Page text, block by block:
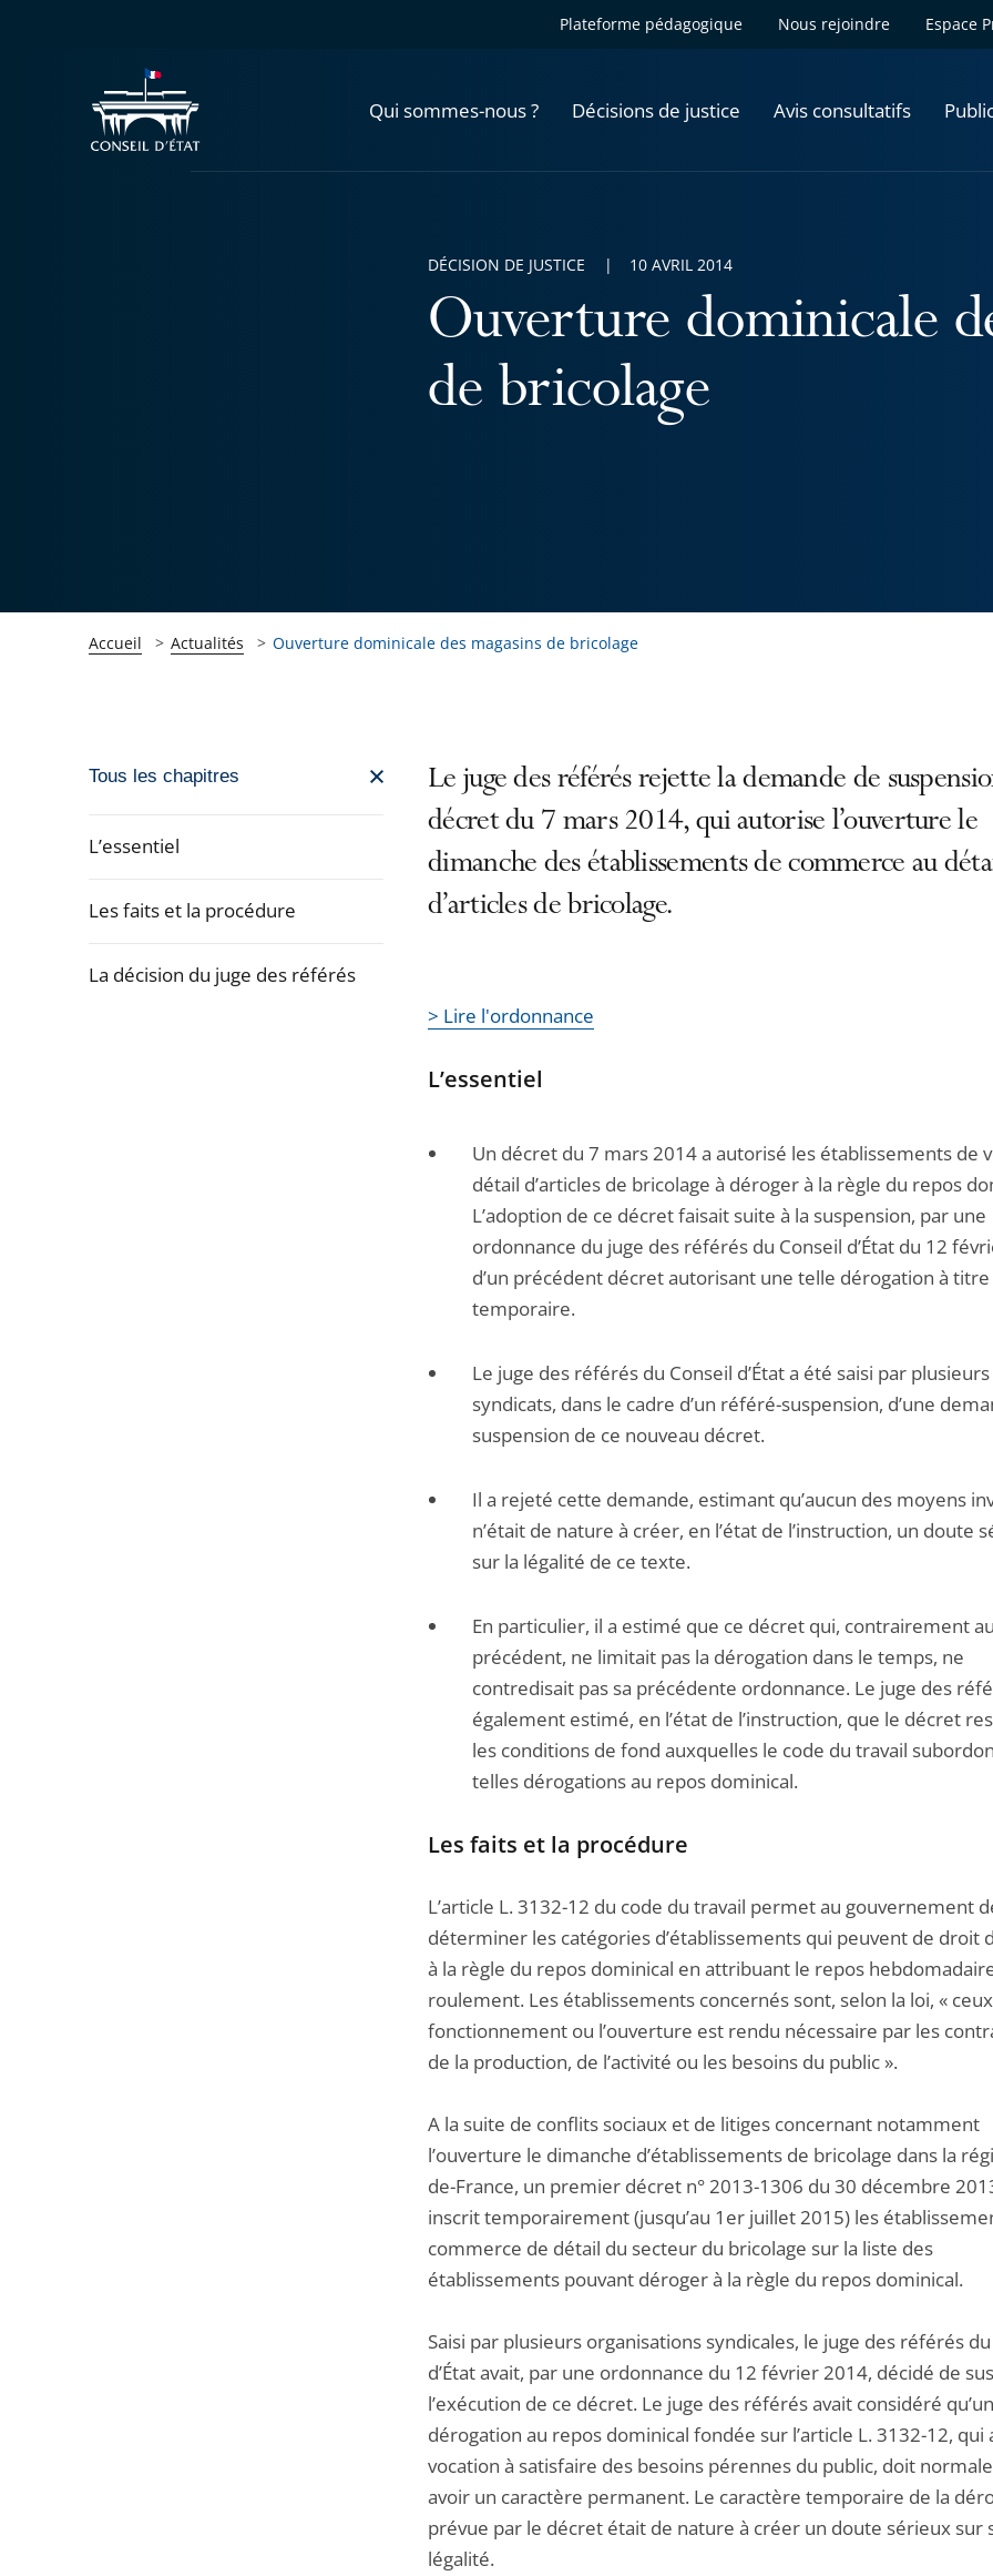
Plateforme pédagogique Nous rejoindre Espace
Qui sommes-nous ? Décisions de justice Avis consultatifs
Ouverture dominicale
de bricolage
DÉCISION DE JUSTICE 10 AVRIL 2014
Accueil Actualités Ouverture dominicale des magasins de bricolage
Passer
navigation
l'article
Tous les chapitres
L’essentiel
Les faits et la procédure
La décision du juge des référés
Le juge des référés rejette la demande de
décret du 7 mars 2014, qui autorise l’ouverture le
dimanche des établissements de commerce au
d’articles de bricolage.
> Lire l'ordonnance
L’essentiel
Un décret du 7 mars 2014 a autorisé les établissements de
détail d’articles de bricolage à déroger à la règle du repos
L’adoption de ce décret faisait suite à la suspension, par une
ordonnance du juge des référés du Conseil d’État du 12
d’un précédent décret autorisant une telle dérogation à titre
temporaire.
Le juge des référés du Conseil d’État a été saisi par plusieurs
syndicats, dans le cadre d’un référé-suspension, d’une
suspension de ce nouveau décret.
Il a rejeté cette demande, estimant qu’aucun des moyens
n’était de nature à créer, en l’état de l’instruction, un doute
sur la légalité de ce texte.
En particulier, il a estimé que ce décret qui, contrairement
précédent, ne limitait pas la dérogation dans le temps, ne
contredisait pas sa précédente ordonnance. Le juge des
également estimé, en l’état de l’instruction, que le décret
les conditions de fond auxquelles le code du travail
telles dérogations au repos dominical.
Les faits et la procédure
L’article L. 3132-12 du code du travail permet au gouvernement
déterminer les catégories d’établissements qui peuvent de droit
à la règle du repos dominical en attribuant le repos
roulement. Les établissements concernés sont, selon la loi, «
fonctionnement ou l’ouverture est rendu nécessaire par les
de la production, de l’activité ou les besoins du public ».
A la suite de conflits sociaux et de litiges concernant notamment
l’ouverture le dimanche d’établissements de bricolage dans la
de-France, un premier décret n° 2013-1306 du 30 décembre
inscrit temporairement (jusqu’au 1er juillet 2015) les
commerce de détail du secteur du bricolage sur la liste des
établissements pouvant déroger à la règle du repos dominical.
Saisi par plusieurs organisations syndicales, le juge des référés
d’État avait, par une ordonnance du 12 février 2014, décidé de
l’exécution de ce décret. Le juge des référés avait considéré
dérogation au repos dominical fondée sur l’article L. 3132-12, qui
vocation à satisfaire des besoins pérennes du public, doit
avoir un caractère permanent. Le caractère temporaire de la
prévue par le décret était de nature à créer un doute sérieux sur
légalité.